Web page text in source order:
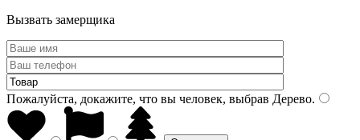
Вызвать замерщика
Пожалуйста, докажите, что вы человек, выбрав Дерево.